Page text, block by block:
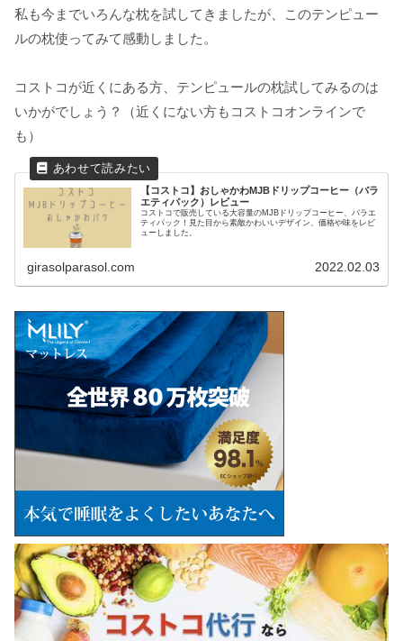
私も今までいろんな枕を試してきましたが、このテンピュー
ルの枕使ってみて感動しました。
コストコが近くにある方、テンピュールの枕試してみるのは
いかがでしょう？（近くにない方もコストコオンラインで
も）
【コストコ】おしゃかわMJBドリップコーヒー（バラ
エティパック）レビュー
コストコで販売している大容量のMJBドリップコーヒー、バラエ
ティパック！見た目から素敵かわいいデザイン、価格や味をレビ
ューしました。
girasolparasol.com 2022.02.03